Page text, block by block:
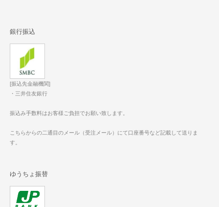
銀行振込
[振込先金融機関]
・三井住友銀行
振込み手数料はお客様ご負担でお願い致します。
こちらからの二通目のメール（受注メール）にて口座番号など記載して送りま
す。
ゆうちょ振替